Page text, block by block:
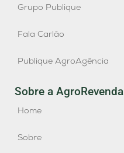
Grupo Publique
Fala Carlão
Publique AgroAgência
Sobre a AgroRevenda
Home
Sobre